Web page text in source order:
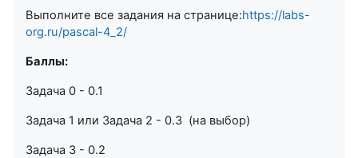
Выполните все задания на странице:https://labs-
org.ru/pascal-4_2/
Баллы:
Задача 0 - 0.1
Задача 1 или Задача 2 - 0.3 (на выбор)
Задача 3 - 0.2